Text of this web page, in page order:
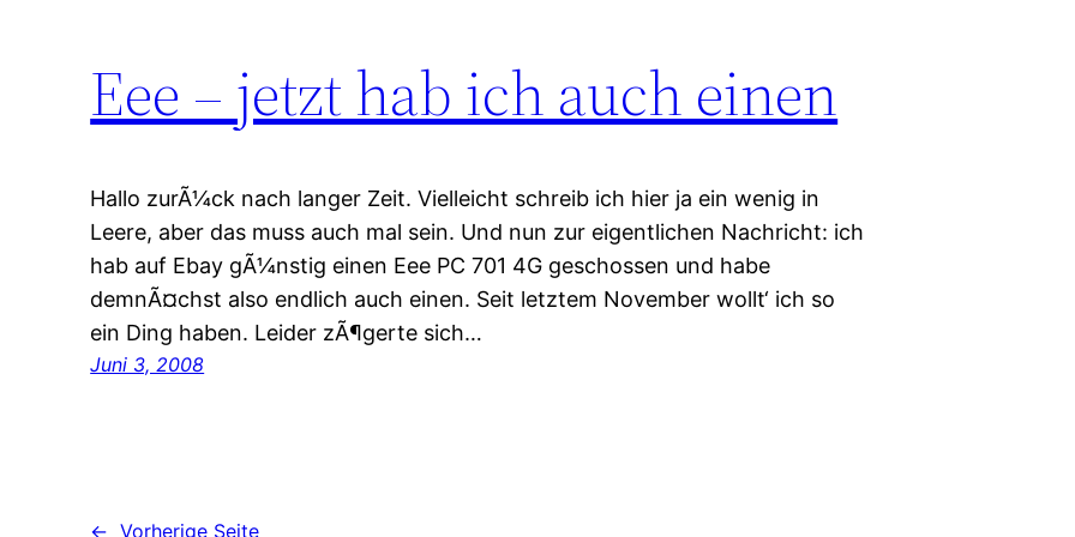
Eee – jetzt hab ich auch einen
Hallo zurÃ¼ck nach langer Zeit. Vielleicht schreib ich hier ja ein wenig in
Leere, aber das muss auch mal sein. Und nun zur eigentlichen Nachricht: ich
hab auf Ebay gÃ¼nstig einen Eee PC 701 4G geschossen und habe
demnÃ¤chst also endlich auch einen. Seit letztem November wollt‘ ich so
ein Ding haben. Leider zÃ¶gerte sich…
Juni 3, 2008
← Vorherige Seite